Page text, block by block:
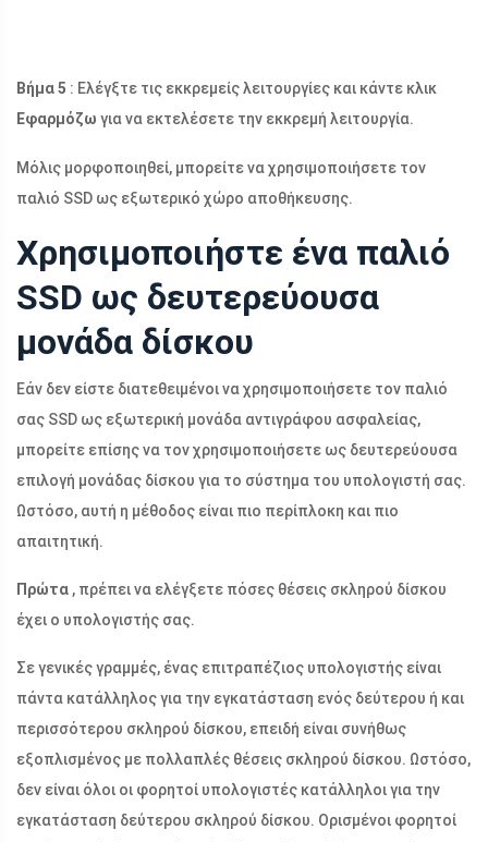
Βήμα 5 : Ελέγξτε τις εκκρεμείς λειτουργίες και κάντε κλικ
Εφαρμόζω για να εκτελέσετε την εκκρεμή λειτουργία.
Μόλις μορφοποιηθεί, μπορείτε να χρησιμοποιήσετε τον
παλιό SSD ως εξωτερικό χώρο αποθήκευσης.
Χρησιμοποιήστε ένα παλιό
SSD ως δευτερεύουσα
μονάδα δίσκου
Εάν δεν είστε διατεθειμένοι να χρησιμοποιήσετε τον παλιό
σας SSD ως εξωτερική μονάδα αντιγράφου ασφαλείας,
μπορείτε επίσης να τον χρησιμοποιήσετε ως δευτερεύουσα
επιλογή μονάδας δίσκου για το σύστημα του υπολογιστή σας.
Ωστόσο, αυτή η μέθοδος είναι πιο περίπλοκη και πιο
απαιτητική.
Πρώτα , πρέπει να ελέγξετε πόσες θέσεις σκληρού δίσκου
έχει ο υπολογιστής σας.
Σε γενικές γραμμές, ένας επιτραπέζιος υπολογιστής είναι
πάντα κατάλληλος για την εγκατάσταση ενός δεύτερου ή και
περισσότερου σκληρού δίσκου, επειδή είναι συνήθως
εξοπλισμένος με πολλαπλές θέσεις σκληρού δίσκου. Ωστόσο,
δεν είναι όλοι οι φορητοί υπολογιστές κατάλληλοι για την
εγκατάσταση δεύτερου σκληρού δίσκου. Ορισμένοι φορητοί